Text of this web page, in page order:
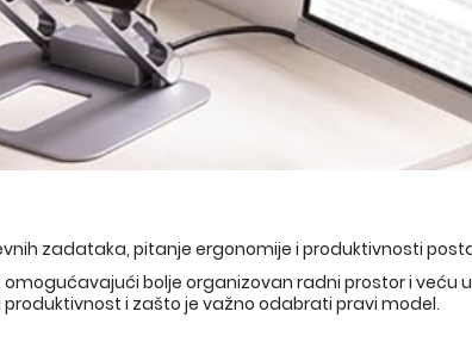
zadataka, pitanje ergonomije i produktivnosti
bolje organizovan radni prostor i veću
i zašto je važno odabrati pravi model.